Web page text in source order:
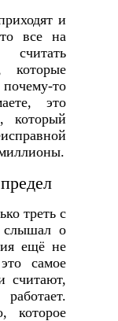
и
все на
которые
то
это
который
треть с
о
ещё не
самое
считают,
которое